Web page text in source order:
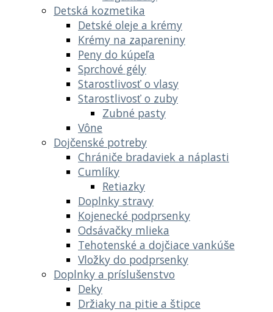
Detská kozmetika
Detské oleje a krémy
Krémy na zapareniny
Peny do kúpeľa
Sprchové gély
Starostlivosť o vlasy
Starostlivosť o zuby
Zubné pasty
Vône
Dojčenské potreby
Chrániče bradaviek a náplasti
Cumlíky
Retiazky
Doplnky stravy
Kojenecké podprsenky
Odsávačky mlieka
Tehotenské a dojčiace vankúše
Vložky do podprsenky
Doplnky a príslušenstvo
Deky
Držiaky na pitie a štipce